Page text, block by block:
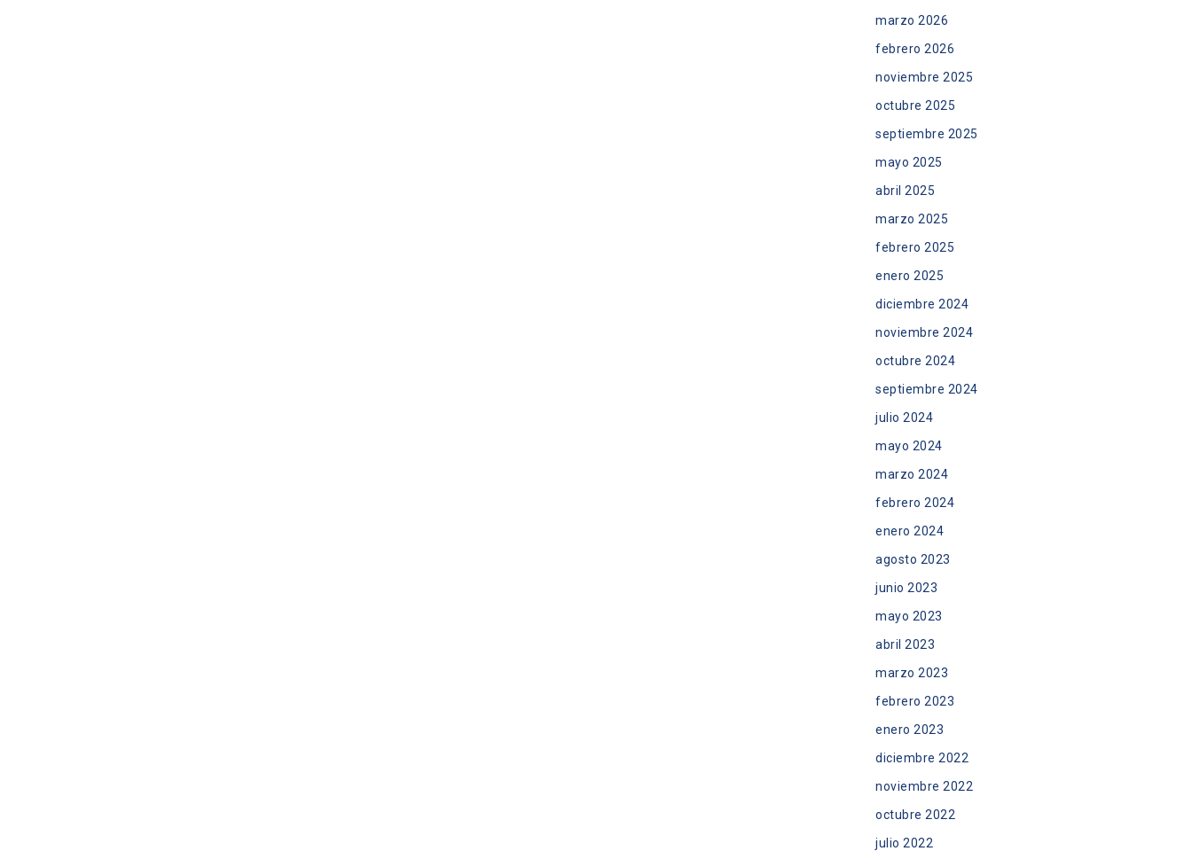
marzo 2026
febrero 2026
noviembre 2025
octubre 2025
septiembre 2025
mayo 2025
abril 2025
marzo 2025
febrero 2025
enero 2025
diciembre 2024
noviembre 2024
octubre 2024
septiembre 2024
julio 2024
mayo 2024
marzo 2024
febrero 2024
enero 2024
agosto 2023
junio 2023
mayo 2023
abril 2023
marzo 2023
febrero 2023
enero 2023
diciembre 2022
noviembre 2022
octubre 2022
julio 2022